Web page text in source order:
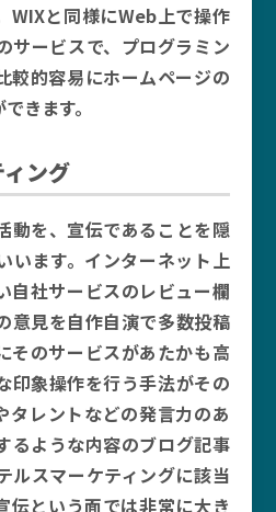
WIXと同様にWeb上で操作
サービスで、プログラミン
較的容易にホームページの
きます。
ング
動を、宣伝であることを隠
います。インターネット上
自社サービスのレビュー欄
意見を自作自演で多数投稿
そのサービスがあたかも高
印象操作を行う手法がその
タレントなどの発言力のあ
るような内容のブログ記事
ルスマーケティングに該当
伝という面では非常に大き